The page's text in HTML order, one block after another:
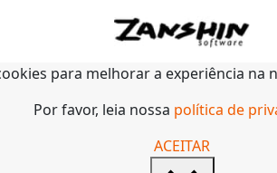
para melhorar a experiência na
Por favor, leia nossa política de
ACEITAR